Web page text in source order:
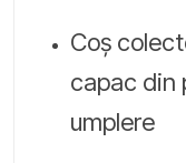
Coș
capac din
umplere